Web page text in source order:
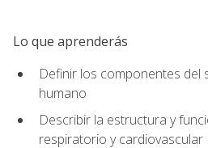
Lo que aprenderás
Definir los componentes del
humano
Describir la estructura y
respiratorio y cardiovascular